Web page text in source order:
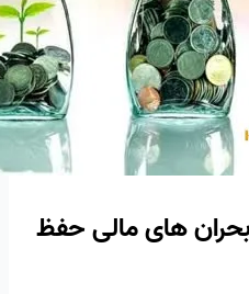
بحران های مالی حفظ